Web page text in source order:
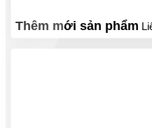
Thêm mới sản phẩm